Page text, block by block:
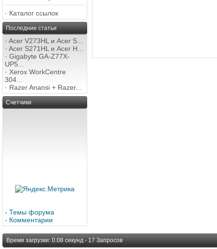
· Каталог ссылок
Последние статьи
· Acer V273HL и Acer S...
· Acer S271HL и Acer H...
· Gigabyte GA-Z77X-
UP5...
· Xerox WorkCentre
304...
· Razer Anansi + Razer...
Счетчики
- Темы форума
- Комментарии
Время загрузки: 0.08 секунд - 17 Запросов